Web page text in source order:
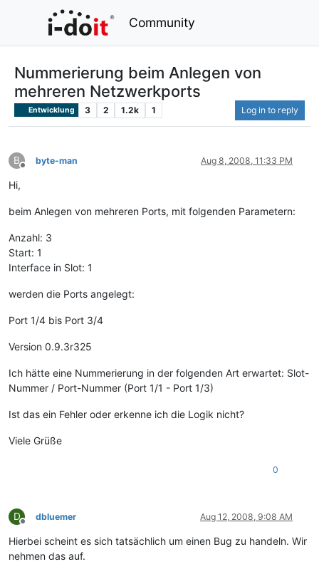
Community
Nummerierung beim Anlegen von
mehreren Netzwerkports
Entwicklung 3 2 1.2k 1 Log in to reply
B
Offline
byte-man Aug 8, 2008, 11:33 PM
Hi,
beim Anlegen von mehreren Ports, mit folgenden Parametern:
Anzahl: 3
Start: 1
Interface in Slot: 1
werden die Ports angelegt:
Port 1/4 bis Port 3/4
Version 0.9.3r325
Ich hätte eine Nummerierung in der folgenden Art erwartet: Slot-
Nummer / Port-Nummer (Port 1/1 - Port 1/3)
Ist das ein Fehler oder erkenne ich die Logik nicht?
Viele Grüße
0
D
Offline
dbluemer Aug 12, 2008, 9:08 AM
Hierbei scheint es sich tatsächlich um einen Bug zu handeln. Wir
nehmen das auf.